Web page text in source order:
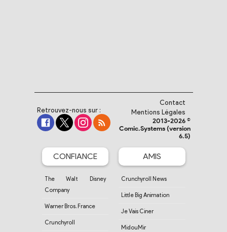
Retrouvez-nous sur :
Contact
Mentions Légales
2013-2026 ©
Comic.Systems (version
6.5)
CONFIANCE
The Walt Disney
Company
Warner Bros. France
Crunchyroll
AMIS
Crunchyroll News
Little Big Animation
Je Vais Ciner
MidouMir